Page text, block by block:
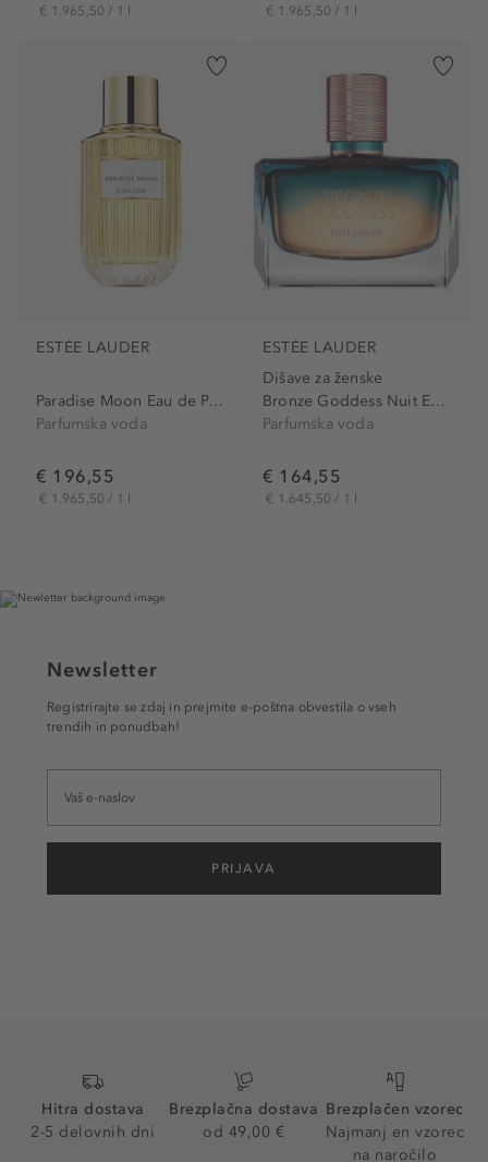
€ 1.965,50 / 1 l € 1.965,50 / 1 l
ESTÉE LAUDER
Paradise Moon Eau de Parfum
Parfumska voda
€ 196,55
€ 1.965,50 / 1 l
ESTÉE LAUDER
Dišave za ženske
Bronze Goddess Nuit Eau De...
Parfumska voda
€ 164,55
€ 1.645,50 / 1 l
Newsletter
Registrirajte se zdaj in prejmite e-poštna obvestila o vseh
trendih in ponudbah!
PRIJAVA
Hitra dostava
2-5 delovnih dni
Brezplačna dostava
od 49,00 €
Brezplačen vzorec
Najmanj en vzorec
na naročilo